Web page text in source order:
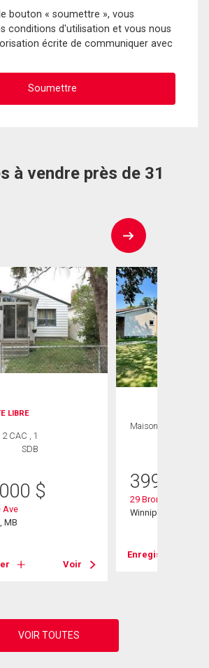
bouton « soumettre », vous
conditions d'utilisation et vous nous
écrite de communiquer avec
à vendre près de 31
LIBRE
2 CAC , 1
SDB
$
Ave
MB
Voir
Maison
399 900
29 Bronstone Blvd
Winnipeg, MB
Enregistrer